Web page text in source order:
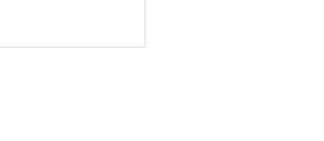
方法
トの活用法